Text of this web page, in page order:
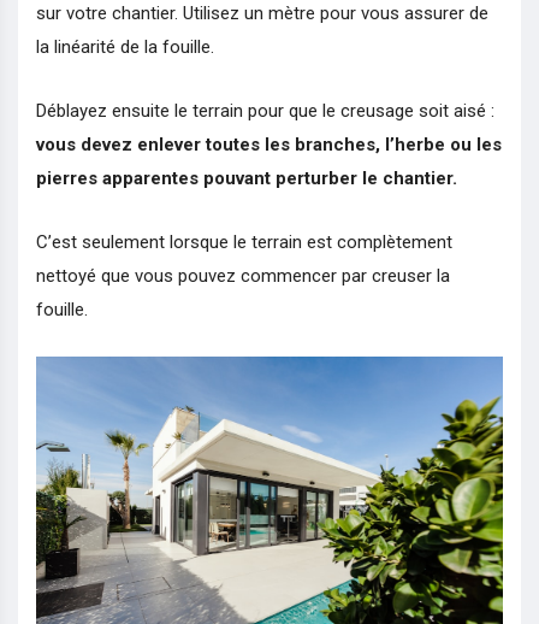
sur votre chantier. Utilisez un mètre pour vous assurer de
la linéarité de la fouille.
Déblayez ensuite le terrain pour que le creusage soit aisé :
vous devez enlever toutes les branches, l’herbe ou les
pierres apparentes pouvant perturber le chantier.
C’est seulement lorsque le terrain est complètement
nettoyé que vous pouvez commencer par creuser la
fouille.